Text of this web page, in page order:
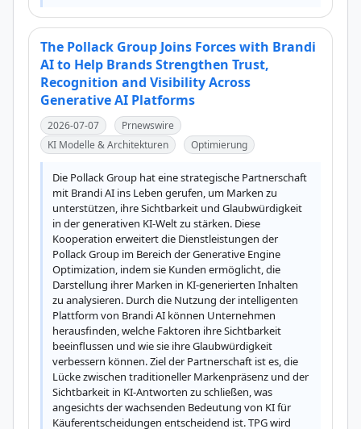
The Pollack Group Joins Forces with Brandi
AI to Help Brands Strengthen Trust,
Recognition and Visibility Across
Generative AI Platforms
2026-07-07
Prnewswire
KI Modelle & Architekturen
Optimierung
Die Pollack Group hat eine strategische Partnerschaft
mit Brandi AI ins Leben gerufen, um Marken zu
unterstützen, ihre Sichtbarkeit und Glaubwürdigkeit
in der generativen KI-Welt zu stärken. Diese
Kooperation erweitert die Dienstleistungen der
Pollack Group im Bereich der Generative Engine
Optimization, indem sie Kunden ermöglicht, die
Darstellung ihrer Marken in KI-generierten Inhalten
zu analysieren. Durch die Nutzung der intelligenten
Plattform von Brandi AI können Unternehmen
herausfinden, welche Faktoren ihre Sichtbarkeit
beeinflussen und wie sie ihre Glaubwürdigkeit
verbessern können. Ziel der Partnerschaft ist es, die
Lücke zwischen traditioneller Markenpräsenz und der
Sichtbarkeit in KI-Antworten zu schließen, was
angesichts der wachsenden Bedeutung von KI für
Käuferentscheidungen entscheidend ist. TPG wird